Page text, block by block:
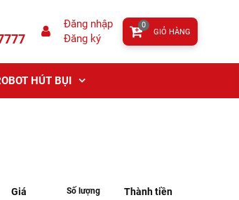
Đăng nhập
Đăng ký
GIỎ HÀNG
0
HÚT BỤI
Giá Số lượng Thành tiền